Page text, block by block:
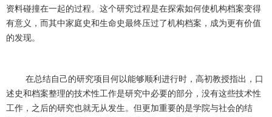
资料碰撞在一起的过程。这个研究过程是在探索如何使机构档案变得
有意义，而其中家庭史和生命史最终压过了机构档案，成为更有价值
的发现。
在总结自己的研究项目何以能够顺利进行时，高初教授指出，口
述史和档案整理的技术性工作是研究中必要的部分，没有这些技术性
工作，之后的研究也就无从发生。但更加重要的是学院与社会的结